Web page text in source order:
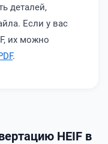
деталей,
Если у вас
их можно
.
HEIF в